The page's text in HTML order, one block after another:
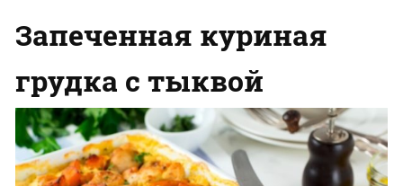
Запеченная куриная
грудка с тыквой